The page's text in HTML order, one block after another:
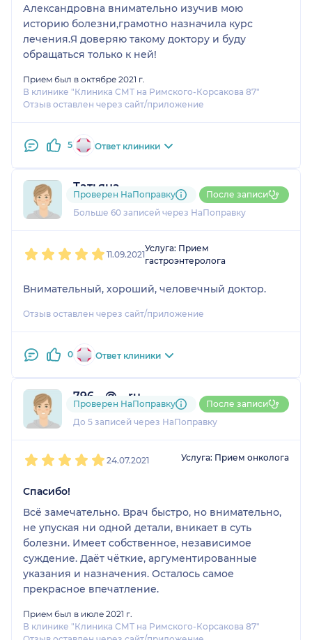
Александровна внимательно изучив мою
историю болезни,грамотно назначила курс
лечения.Я доверяю такому доктору и буду
обращаться только к ней!
Прием был в октябре 2021 г.
В клинике "Клиника СМТ на Римского-Корсакова 87"
Отзыв оставлен через сайт/приложение
5 Ответ клиники
Татьяна
6 отзывов и3 оценки
Больше 60 записей через НаПоправку
Проверен НаПоправку После записи
11.09.2021
Услуга: Прием
гастроэнтеролога
Внимательный, хороший, человечный доктор.
Отзыв оставлен через сайт/приложение
0 Ответ клиники
796....@....ru
1 отзыв
До 5 записей через НаПоправку
Проверен НаПоправку После записи
24.07.2021 Услуга: Прием онколога
Спасибо!
Всё замечательно. Врач быстро, но внимательно,
не упуская ни одной детали, вникает в суть
болезни. Имеет собственное, независимое
суждение. Даёт чёткие, аргументированные
указания и назначения. Осталось самое
прекрасное впечатление.
Прием был в июле 2021 г.
В клинике "Клиника СМТ на Римского-Корсакова 87"